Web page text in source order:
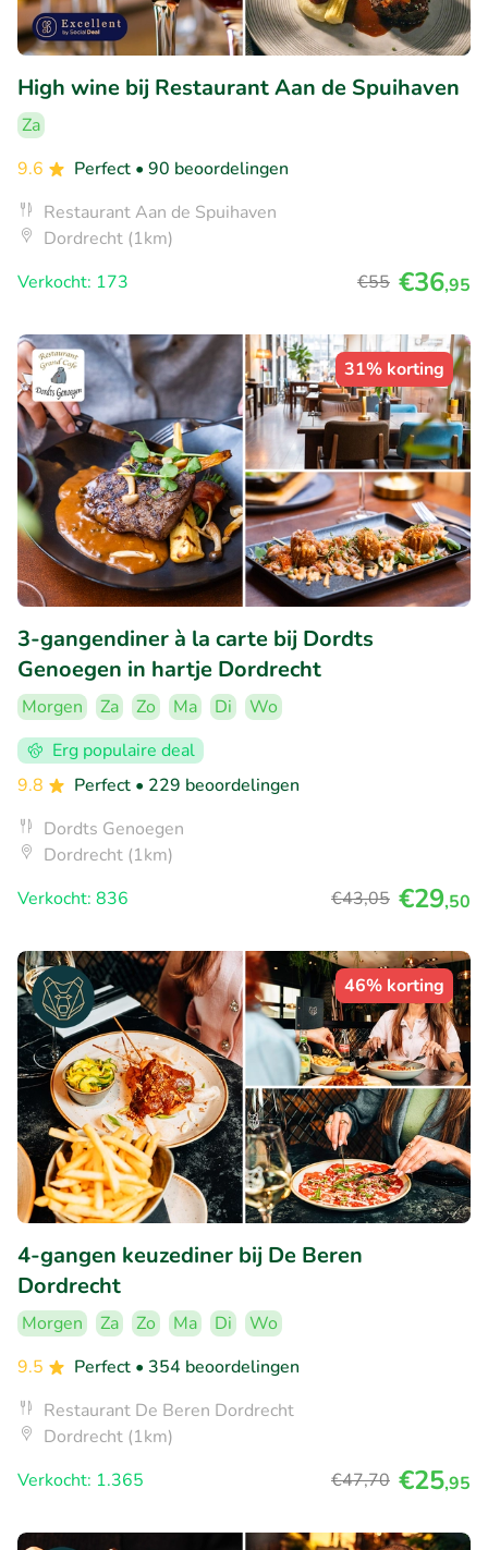
High wine bij Restaurant Aan de Spuihaven
Za
9.6
Perfect • 90 beoordelingen
Restaurant Aan de Spuihaven
Dordrecht (1km)
Verkocht: 173
€55 €36,95
31% korting
3-gangendiner à la carte bij Dordts
Genoegen in hartje Dordrecht
Morgen Za Zo Ma Di
Wo
Erg populaire deal
9.8
Perfect • 229 beoordelingen
Dordts Genoegen
Dordrecht (1km)
Verkocht: 836
€43,05 €29,50
46% korting
4-gangen keuzediner bij De Beren
Dordrecht
Morgen Za Zo Ma Di
Wo
9.5
Perfect • 354 beoordelingen
Restaurant De Beren Dordrecht
Dordrecht (1km)
Verkocht: 1.365
€47,70 €25,95